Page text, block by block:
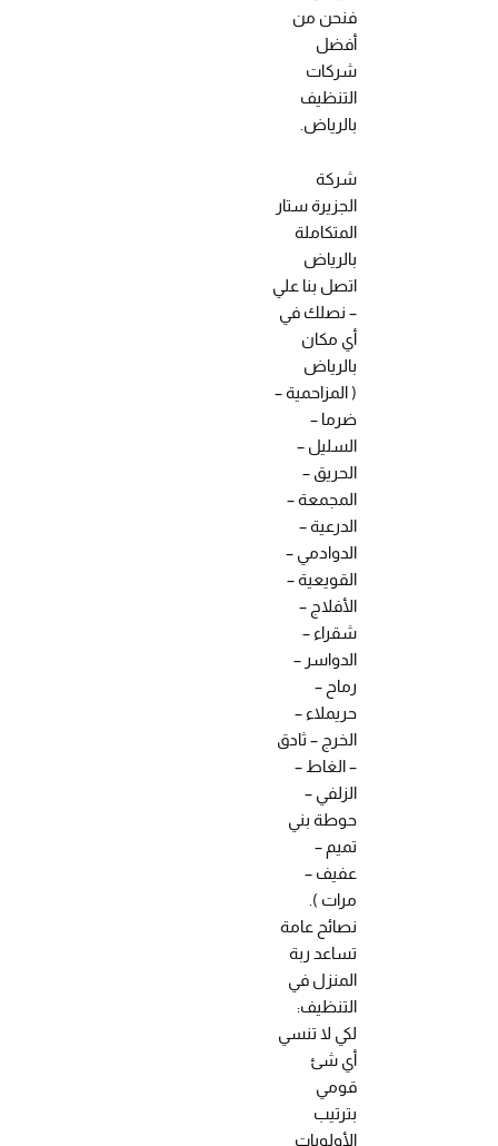
فنحن من
أفضل
شركات
التنظيف
بالرياض.
شركة
الجزيرة ستار
المتكاملة
بالرياض
اتصل بنا علي
– نصلك في
أي مكان
بالرياض
( المزاحمية –
ضرما –
السليل –
الحريق –
المجمعة –
الدرعية –
الدوادمي –
القويعية –
الأفلاج –
شقراء –
الدواسر –
رماح –
حريملاء –
الخرج – ثادق
– الغاط –
الزلفي –
حوطة بني
تميم –
عفيف –
مرات ).
نصائح عامة
تساعد ربة
المنزل في
التنظيف:
لكي لا تنسي
أي شئ
قومي
بترتيب
الأولويات